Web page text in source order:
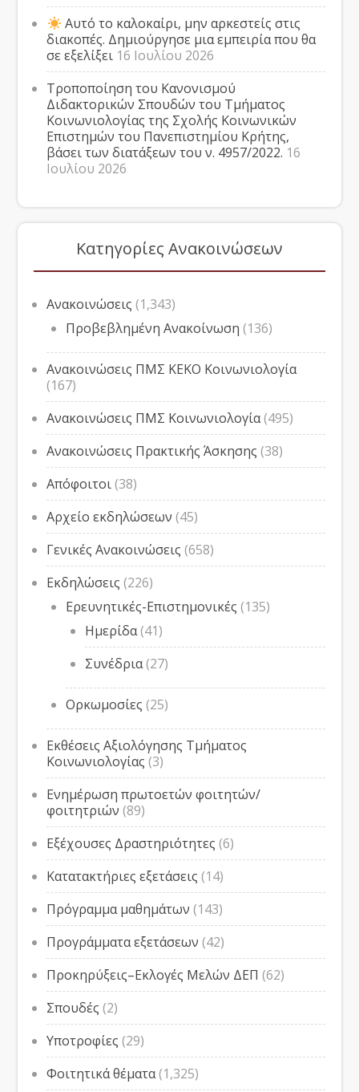
Αυτό το καλοκαίρι, μην αρκεστείς στις
διακοπές. Δημιούργησε μια εμπειρία που θα
σε εξελίξει 16 Ιουλίου 2026
Τροποποίηση του Κανονισμού
Διδακτορικών Σπουδών του Τμήματος
Κοινωνιολογίας της Σχολής Κοινωνικών
Επιστημών του Πανεπιστημίου Κρήτης,
βάσει των διατάξεων του ν. 4957/2022. 16
Ιουλίου 2026
Κατηγορίες Ανακοινώσεων
Ανακοινώσεις (1,343)
Προβεβλημένη Ανακοίνωση (136)
Ανακοινώσεις ΠΜΣ ΚΕΚΟ Κοινωνιολογία
(167)
Ανακοινώσεις ΠΜΣ Κοινωνιολογία(495)
Ανακοινώσεις Πρακτικής Άσκησης (38)
Απόφοιτοι(38)
Αρχείο εκδηλώσεων (45)
Γενικές Ανακοινώσεις (658)
Εκδηλώσεις (226)
Ερευνητικές-Επιστημονικές (135)
Ημερίδα(41)
Συνέδρια(27)
Ορκωμοσίες (25)
Εκθέσεις Αξιολόγησης Τμήματος
Κοινωνιολογίας (3)
Ενημέρωση πρωτοετών φοιτητών/
φοιτητριών (89)
Εξέχουσες Δραστηριότητες (6)
Κατατακτήριες εξετάσεις (14)
Πρόγραμμα μαθημάτων (143)
Προγράμματα εξετάσεων (42)
Προκηρύξεις–Εκλογές Μελών ΔΕΠ (62)
Σπουδές (2)
Υποτροφίες (29)
Φοιτητικά θέματα(1,325)